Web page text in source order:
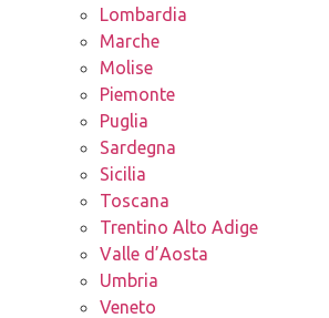
Lombardia
Marche
Molise
Piemonte
Puglia
Sardegna
Sicilia
Toscana
Trentino Alto Adige
Valle d’Aosta
Umbria
Veneto